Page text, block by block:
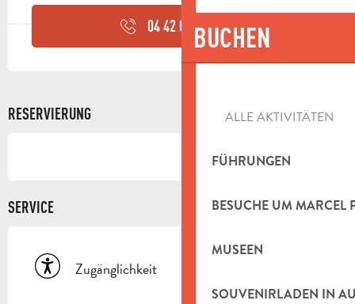
BUCHEN
ALLE AKTIVITÄTEN
FÜHRUNGEN
BESUCHE UM MARCEL
MUSEEN
SOUVENIRLADEN IN
04 42 04 05▒▒
RESERVIERUNG
SERVICE
Zugänglichkeit